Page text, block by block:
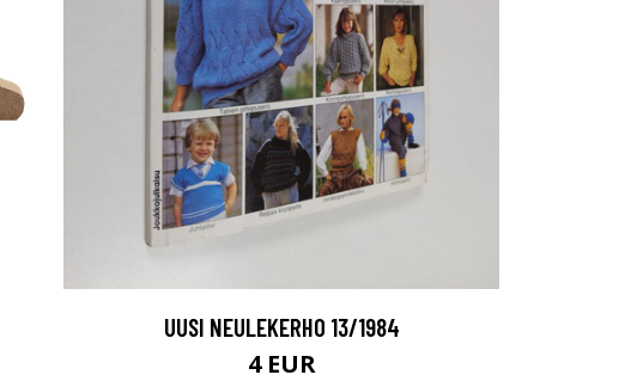
UUSI NEULEKERHO 13/1984
4 EUR